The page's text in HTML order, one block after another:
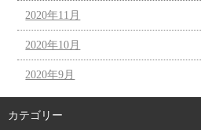
2020年11月
2020年10月
2020年9月
カテゴリー